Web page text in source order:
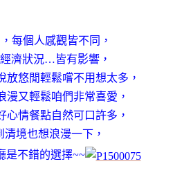
每個人感觀皆不同，
濟狀況…皆有影響，
放悠閒輕鬆嚐不用想太多，
漫又輕鬆咱們非常喜愛，
心情餐點自然可口許多，
境也想浪漫一下，
是不錯的選擇~~